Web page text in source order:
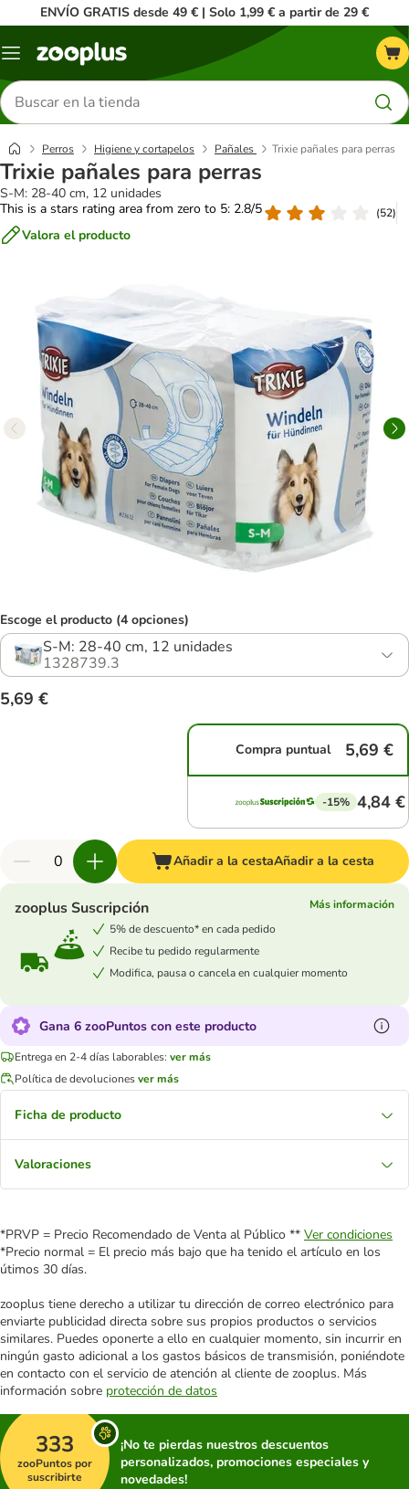
ENVÍO GRATIS desde 49 € | Solo 1,99 € a partir de 29 €
Menú
Buscar
productos
Perros Higiene y cortapelos Pañales Trixie pañales para perras
Trixie pañales para perras
S-M: 28-40 cm, 12 unidades
This is a stars rating area from zero to 5: 2.8/5
(52)
Valora el producto
Escoge el producto (4 opciones)
S-M: 28-40 cm, 12 unidades
1328739.3
5,69 €
Compra puntual 5,69 €
-15% 4,84 €
Añadir a la cestaAñadir a la cesta
zooplus Suscripción
Más información
5% de descuento* en cada pedido
Recibe tu pedido regularmente
Modifica, pausa o cancela en cualquier momento
Gana 6 zooPuntos con este producto
Entrega en 2-4 días laborables: ver más
Política de devolucionesver más
Ficha de producto
Valoraciones
*PRVP = Precio Recomendado de Venta al Público ** Ver condiciones
*Precio normal = El precio más bajo que ha tenido el artículo en los
útimos 30 días.
zooplus tiene derecho a utilizar tu dirección de correo electrónico para
enviarte publicidad directa sobre sus propios productos o servicios
similares. Puedes oponerte a ello en cualquier momento, sin incurrir en
ningún gasto adicional a los gastos básicos de transmisión, poniéndote
en contacto con el servicio de atención al cliente de zooplus. Más
información sobre protección de datos
333
zooPuntos por
suscribirte
¡No te pierdas nuestros descuentos
personalizados, promociones especiales y
novedades!